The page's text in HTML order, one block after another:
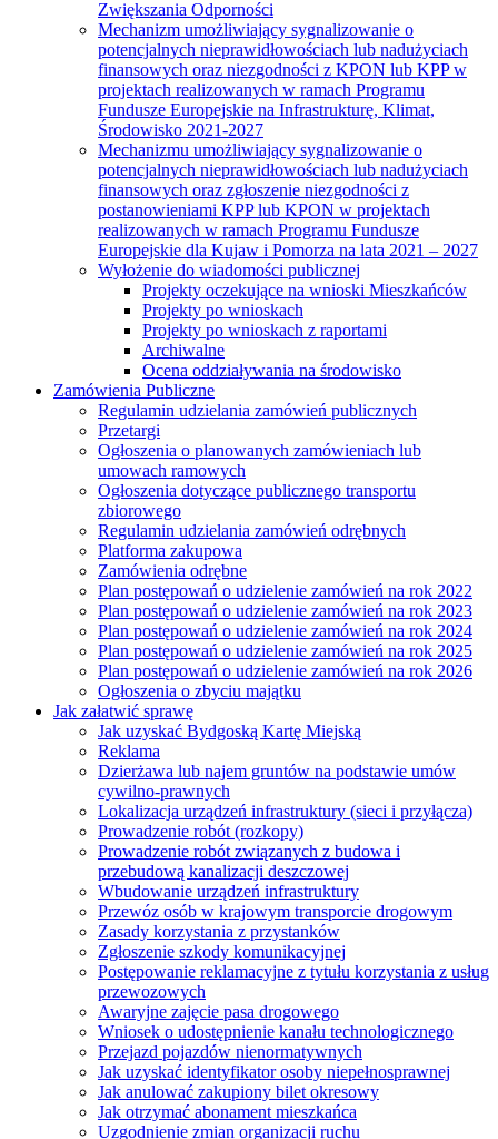
Zwiększania Odporności
Mechanizm umożliwiający sygnalizowanie o
potencjalnych nieprawidłowościach lub nadużyciach
finansowych oraz niezgodności z KPON lub KPP w
projektach realizowanych w ramach Programu
Fundusze Europejskie na Infrastrukturę, Klimat,
Środowisko 2021-2027
Mechanizmu umożliwiający sygnalizowanie o
potencjalnych nieprawidłowościach lub nadużyciach
finansowych oraz zgłoszenie niezgodności z
postanowieniami KPP lub KPON w projektach
realizowanych w ramach Programu Fundusze
Europejskie dla Kujaw i Pomorza na lata 2021 – 2027
Wyłożenie do wiadomości publicznej
Projekty oczekujące na wnioski Mieszkańców
Projekty po wnioskach
Projekty po wnioskach z raportami
Archiwalne
Ocena oddziaływania na środowisko
Zamówienia Publiczne
Regulamin udzielania zamówień publicznych
Przetargi
Ogłoszenia o planowanych zamówieniach lub
umowach ramowych
Ogłoszenia dotyczące publicznego transportu
zbiorowego
Regulamin udzielania zamówień odrębnych
Platforma zakupowa
Zamówienia odrębne
Plan postępowań o udzielenie zamówień na rok 2022
Plan postępowań o udzielenie zamówień na rok 2023
Plan postępowań o udzielenie zamówień na rok 2024
Plan postępowań o udzielenie zamówień na rok 2025
Plan postępowań o udzielenie zamówień na rok 2026
Ogłoszenia o zbyciu majątku
Jak załatwić sprawę
Jak uzyskać Bydgoską Kartę Miejską
Reklama
Dzierżawa lub najem gruntów na podstawie umów
cywilno-prawnych
Lokalizacja urządzeń infrastruktury (sieci i przyłącza)
Prowadzenie robót (rozkopy)
Prowadzenie robót związanych z budowa i
przebudową kanalizacji deszczowej
Wbudowanie urządzeń infrastruktury
Przewóz osób w krajowym transporcie drogowym
Zasady korzystania z przystanków
Zgłoszenie szkody komunikacyjnej
Postępowanie reklamacyjne z tytułu korzystania z usług
przewozowych
Awaryjne zajęcie pasa drogowego
Wniosek o udostępnienie kanału technologicznego
Przejazd pojazdów nienormatywnych
Jak uzyskać identyfikator osoby niepełnosprawnej
Jak anulować zakupiony bilet okresowy
Jak otrzymać abonament mieszkańca
Uzgodnienie zmian organizacji ruchu